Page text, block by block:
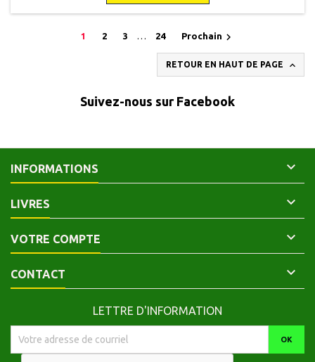
1 2 3 … 24 Prochain 
RETOUR EN HAUT DE PAGE 
Suivez-nous sur Facebook
INFORMATIONS 
LIVRES 
VOTRE COMPTE 
CONTACT 
LETTRE D'INFORMATION